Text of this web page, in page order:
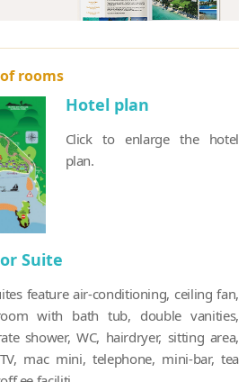
rooms
Hotel plan
Click to enlarge the hotel
plan.
Suite
feature air-conditioning, ceiling fan,
with bath tub, double vanities,
shower, WC, hairdryer, sitting area,
mac mini, telephone, mini-bar, tea